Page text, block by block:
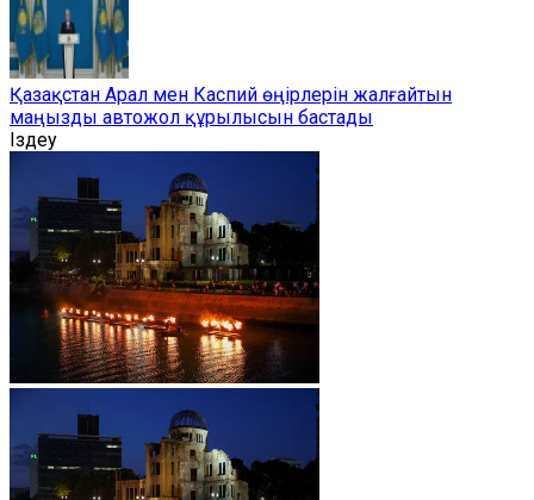
Қазақстан Арал мен Каспий өңірлерін жалғайтын
маңызды автожол құрылысын бастады
Іздеу